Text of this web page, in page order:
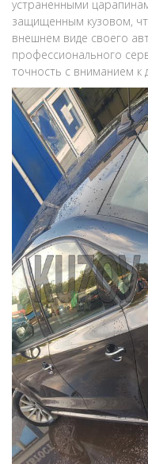
устраненными
защищенным кузовом,
внешнем виде своего
профессионального
точность с вниманием к